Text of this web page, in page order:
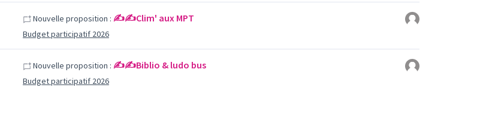
Nouvelle proposition : ✍️✍️Clim' aux MPT
Budget participatif 2026
Nouvelle proposition : ✍️✍️Biblio & ludo bus
Budget participatif 2026